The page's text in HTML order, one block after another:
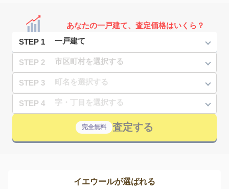
あなたの一戸建て、査定価格はいくら？
STEP 1
STEP 2
STEP 3
STEP 4
完全無料 査定する
イエウールが選ばれる